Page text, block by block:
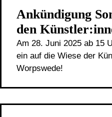
Ankündigung
den
Am 28. Juni 2025 ab 15
ein auf die Wiese der
Worpswede!